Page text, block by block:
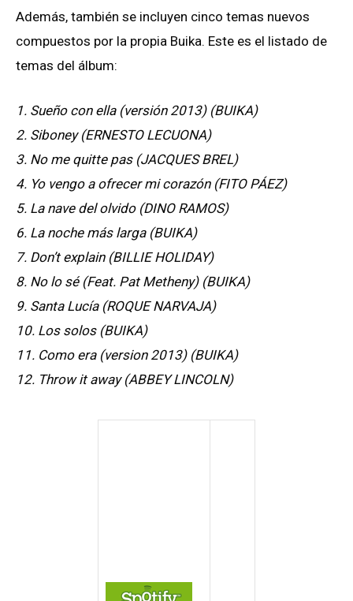
Además, también se incluyen cinco temas nuevos
compuestos por la propia Buika. Este es el listado de
temas del álbum:
1. Sueño con ella (versión 2013) (BUIKA)
2. Siboney (ERNESTO LECUONA)
3. No me quitte pas (JACQUES BREL)
4. Yo vengo a ofrecer mi corazón (FITO PÁEZ)
5. La nave del olvido (DINO RAMOS)
6. La noche más larga (BUIKA)
7. Don’t explain (BILLIE HOLIDAY)
8. No lo sé (Feat. Pat Metheny) (BUIKA)
9. Santa Lucía (ROQUE NARVAJA)
10. Los solos (BUIKA)
11. Como era (version 2013) (BUIKA)
12. Throw it away (ABBEY LINCOLN)